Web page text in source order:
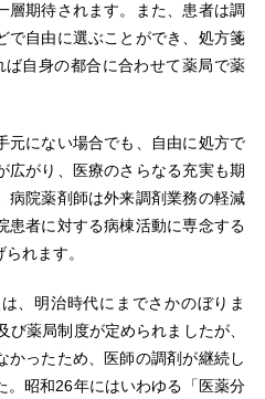
層期待されます。また、患者は調
で自由に選ぶことができ、処方箋
自身の都合に合わせて薬局で薬
元にない場合でも、自由に処方で
広がり、医療のさらなる充実も期
病院薬剤師は外来調剤業務の軽減
患者に対する病棟活動に専念する
れます。
、明治時代にまでさかのぼりま
薬局制度が定められましたが、
かったため、医師の調剤が継続し
。昭和26年にはいわゆる「医薬分